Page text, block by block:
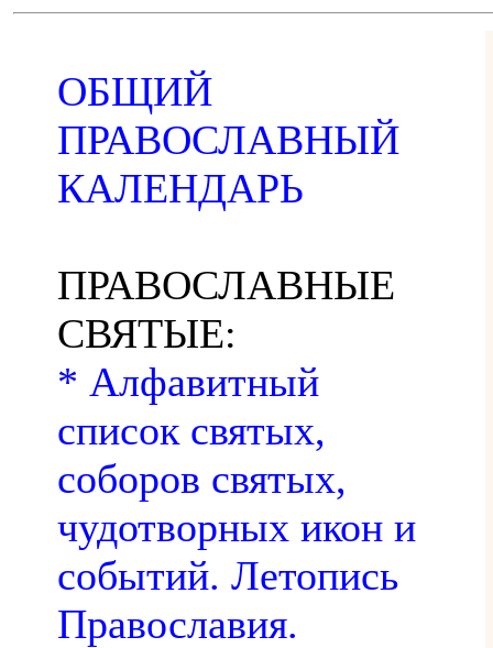
ОБЩИЙ
ПРАВОСЛАВНЫЙ
КАЛЕНДАРЬ
ПРАВОСЛАВНЫЕ
СВЯТЫЕ:
* Алфавитный
список святых,
соборов святых,
чудотворных икон и
событий. Летопись
Православия.